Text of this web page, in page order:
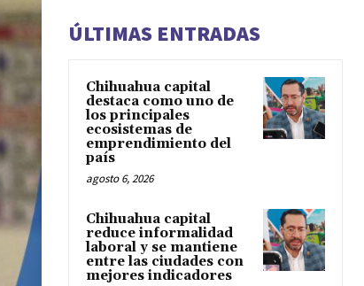
ÚLTIMAS ENTRADAS
Chihuahua capital
destaca como uno de
los principales
ecosistemas de
emprendimiento del
país
agosto 6, 2026
Chihuahua capital
reduce informalidad
laboral y se mantiene
entre las ciudades con
mejores indicadores